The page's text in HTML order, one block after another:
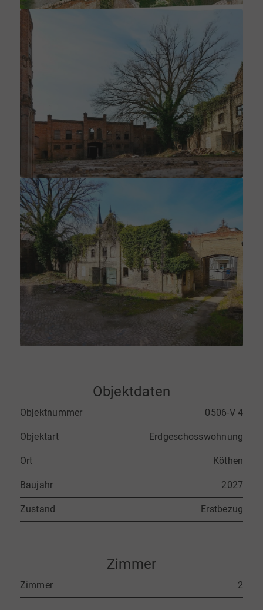
Objektdaten
Objektnummer 0506-V 4
Objektart Erdgeschosswohnung
Ort Köthen
Baujahr 2027
Zustand Erstbezug
Zimmer
Zimmer 2